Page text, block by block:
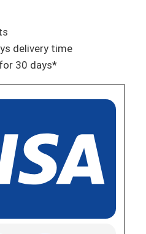
delivery time
30 days*